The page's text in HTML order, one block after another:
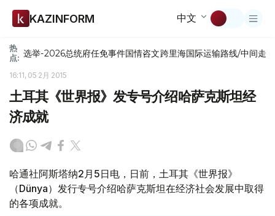
KAZINFORM 中文
热
点: 选举-2026总统府任免事件国情咨文跨里海国际运输路线/中间走廊
16:11, 05 2月 2015
土耳其《世界报》发专号介绍哈萨克斯坦经
济成就
哈通社阿斯塔纳2月5日电，日前，土耳其《世界报》
（Dünya）发行专号介绍哈萨克斯坦在经济社会发展中取得
的各项成就。